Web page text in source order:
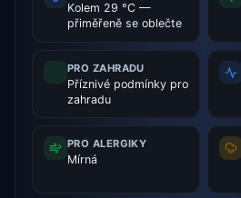
Kolem 29 °C —
přiměřeně se oblečte
PRO ZAHRADU
Příznivé podmínky pro
zahradu
PRO ALERGIKY
Mírná